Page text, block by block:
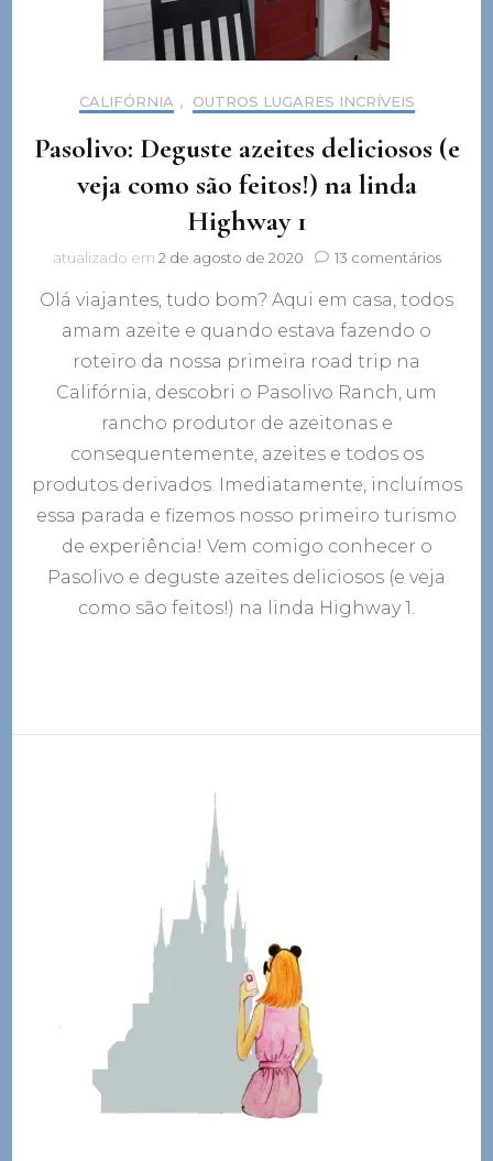
CALIFÓRNIA , OUTROS LUGARES INCRÍVEIS
Pasolivo: Deguste azeites deliciosos (e
veja como são feitos!) na linda
Highway 1
atualizado em 2 de agosto de 2020 13 comentáriosem
Olá viajantes, tudo bom? Aqui em casa, todos
amam azeite e quando estava fazendo o
roteiro da nossa primeira road trip na
Califórnia, descobri o Pasolivo Ranch, um
rancho produtor de azeitonas e
consequentemente, azeites e todos os
produtos derivados. Imediatamente, incluímos
essa parada e fizemos nosso primeiro turismo
de experiência! Vem comigo conhecer o
Pasolivo e deguste azeites deliciosos (e veja
como são feitos!) na linda Highway 1.